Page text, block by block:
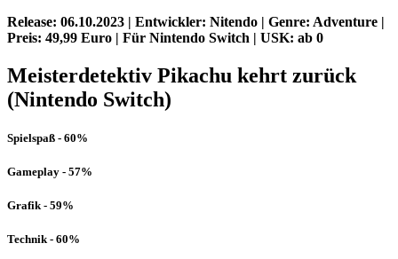
Release: 06.10.2023 | Entwickler: Nitendo | Genre: Adventure |
Preis: 49,99 Euro | Für Nintendo Switch | USK: ab 0
Meisterdetektiv Pikachu kehrt zurück
(Nintendo Switch)
Spielspaß - 60%
Gameplay - 57%
Grafik - 59%
Technik - 60%